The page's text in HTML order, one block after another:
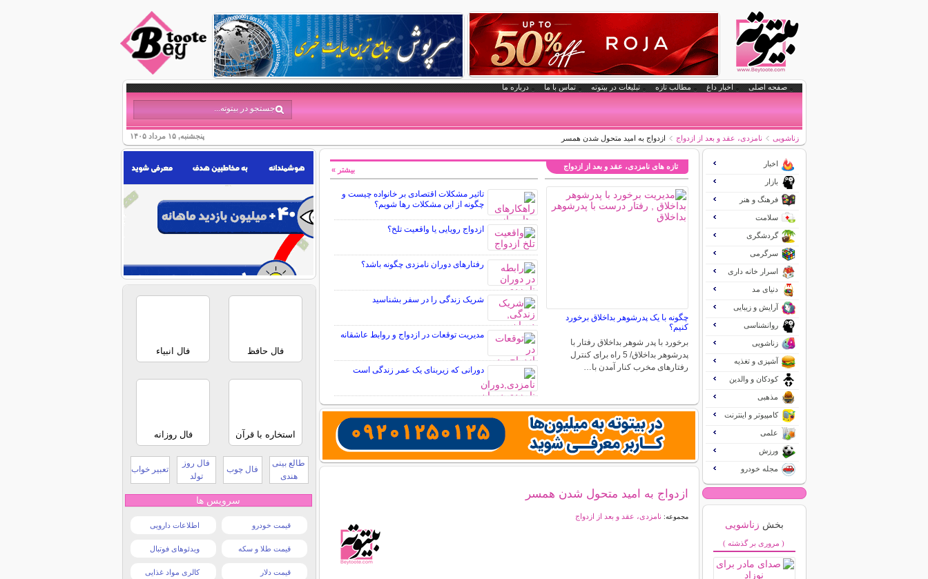
صفحه اصلی اخبار داغ مطالب تازه تبلیغات در بیتوته تماس با ما درباره ما
پنجشنبه, ۱۵ مرداد ۱۴۰۵ زناشویی نامزدی، عقد و بعد از ازدواج ازدواج به امید متحول شدن همسر
تازه های نامزدی، عقد و بعد از ازدواج
چگونه با یک پدرشوهر بداخلاق برخورد
کنیم؟
برخورد با پدر شوهر بداخلاق رفتار با
پدرشوهر بداخلاق/ 5 راه برای کنترل
رفتارهای مخرب کنار آمدن با…
تاثیر مشکلات اقتصادی بر خانواده چیست و
چگونه از این مشکلات رها شویم؟
ازدواج رویایی یا واقعیت تلخ؟
رفتارهای دوران نامزدی چگونه باشد؟
شریک زندگی را در سفر بشناسید
مدیریت توقعات در ازدواج و روابط عاشقانه
دورانی که زیربنای یک عمر زندگی‌ است
بیشتر »
ازدواج به امید متحول شدن همسر
مجموعه: نامزدی، عقد و بعد از ازدواج
اخبار
بازار
فرهنگ و هنر
سلامت
گردشگری
سرگرمی
اسرار خانه داری
دنیای مد
آرایش و زیبایی
روانشناسی
زناشویی
آشپزی و تغذیه
کودکان و والدین
مذهبی
کامپیوتر و اینترنت
علمی
ورزش
مجله خودرو
بخش زناشویی
( مروری بر گذشته )
فال حافظ فال انبیاء
استخاره با قرآن فال روزانه
طالع بینی
هندی
فال چوب
فال روز
تولد
تعبیر خواب
سرویس ها
قیمت خودرو اطلاعات دارویی
قیمت طلا و سکه ویدئوهای فوتبال
قیمت دلار کالری مواد غذایی